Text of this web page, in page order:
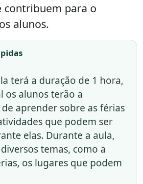
contribuem para o
alunos.
terá a duração de 1 hora,
os alunos terão a
aprender sobre as férias
que podem ser
elas. Durante a aula,
temas, como a
os lugares que podem